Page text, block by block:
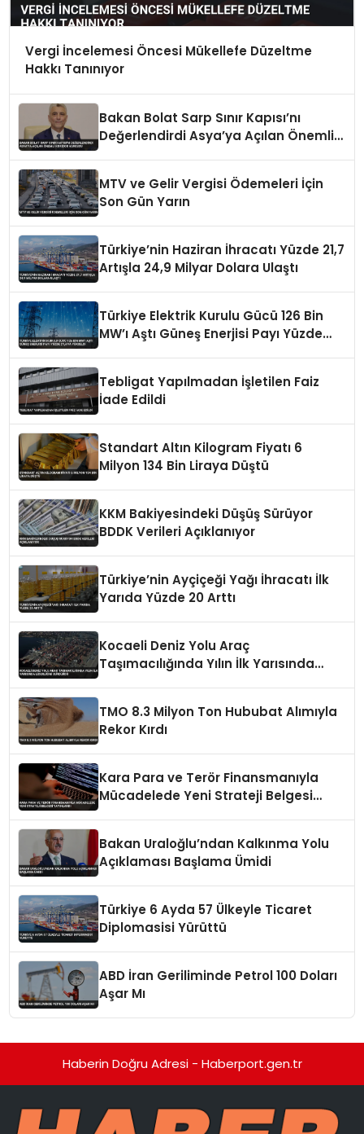
Vergi İncelemesi Öncesi Mükellefe Düzeltme
Hakkı Tanınıyor
Bakan Bolat Sarp Sınır Kapısı’nı
Değerlendirdi Asya’ya Açılan Önemli
MTV ve Gelir Vergisi Ödemeleri İçin
Son Gün Yarın
Türkiye’nin Haziran İhracatı Yüzde 21,7
Artışla 24,9 Milyar Dolara Ulaştı
Türkiye Elektrik Kurulu Gücü 126 Bin
MW’ı Aştı Güneş Enerjisi Payı Yüzde
Tebligat Yapılmadan İşletilen Faiz
İade Edildi
Standart Altın Kilogram Fiyatı 6
Milyon 134 Bin Liraya Düştü
KKM Bakiyesindeki Düşüş Sürüyor
BDDK Verileri Açıklanıyor
Türkiye’nin Ayçiçeği Yağı İhracatı İlk
Yarıda Yüzde 20 Arttı
Kocaeli Deniz Yolu Araç
Taşımacılığında Yılın İlk Yarısında
TMO 8.3 Milyon Ton Hububat Alımıyla
Rekor Kırdı
Kara Para ve Terör Finansmanıyla
Mücadelede Yeni Strateji Belgesi
Bakan Uraloğlu’ndan Kalkınma Yolu
Açıklaması Başlama Ümidi
Türkiye 6 Ayda 57 Ülkeyle Ticaret
Diplomasisi Yürüttü
ABD İran Geriliminde Petrol 100 Doları
Aşar Mı
Haberin Doğru Adresi - Haberport.gen.tr